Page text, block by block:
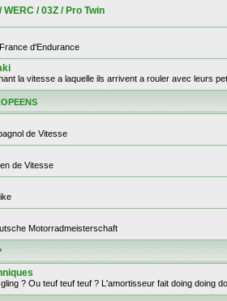
/ 03Z / Pro Twin
d'Endurance
la vitesse a laquelle ils arrivent a rouler avec leurs
de Vitesse
de Vitesse
Motorradmeisterschaft
? Ou teuf teuf teuf ? L'amortisseur fait doing doing